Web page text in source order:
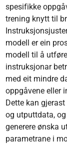
spesifikke
trening knytt til
modell er ein
modell til å
instruksjonar
med eit mindre
oppgåvene eller
Dette kan
og utputtdata,
generere ønska
parametrane i